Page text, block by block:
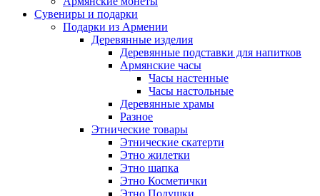
Сувениры и подарки
Подарки из Армении
Деревянные изделия
Деревянные подставки для напитков
Армянские часы
Часы настенные
Часы настольные
Деревянные храмы
Разное
Этнические товары
Этнические скатерти
Этно жилетки
Этно шапка
Этно Косметички
Этно Подушки